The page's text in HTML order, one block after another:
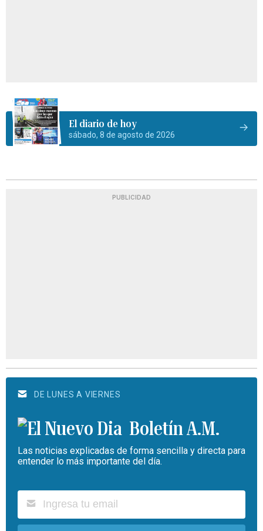
El diario de hoy
sábado, 8 de agosto de 2026
PUBLICIDAD
DE LUNES A VIERNES
Boletín A.M.
Las noticias explicadas de forma sencilla y directa para
entender lo más importante del día.